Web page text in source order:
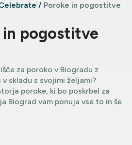
/ Poroke in pogostitve
in pogostitve
za poroko v Biogradu z
skladu s svojimi željami?
poroke, ki bo poskrbel za
Biograd vam ponuja vse to in še